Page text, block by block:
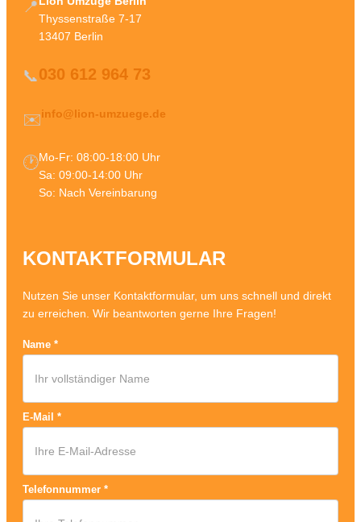
📍
Thyssenstraße 7-17
13407 Berlin
📞030 612 964 73
✉️info@lion-umzuege.de
🕐Mo-Fr: 08:00-18:00 Uhr
Sa: 09:00-14:00 Uhr
So: Nach Vereinbarung
KONTAKTFORMULAR
Nutzen Sie unser Kontaktformular, um uns schnell und direkt
zu erreichen. Wir beantworten gerne Ihre Fragen!
Name *
E-Mail *
Telefonnummer *